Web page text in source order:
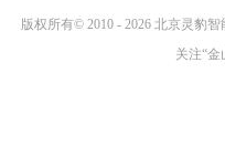
版权所有© 2010 - 2026 北京灵豹智
关注“